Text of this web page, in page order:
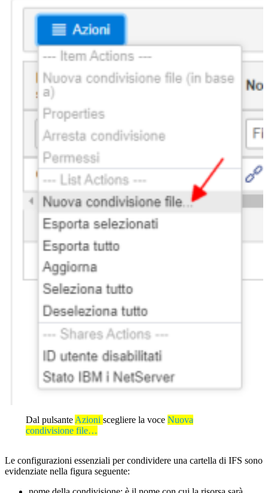
Dal pulsante Azioni scegliere la voce Nuova
condivisione file…
Le configurazioni essenziali per condividere una cartella di IFS sono
evidenziate nella figura seguente: